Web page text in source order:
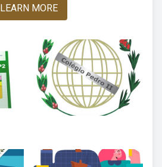
LEARN MORE